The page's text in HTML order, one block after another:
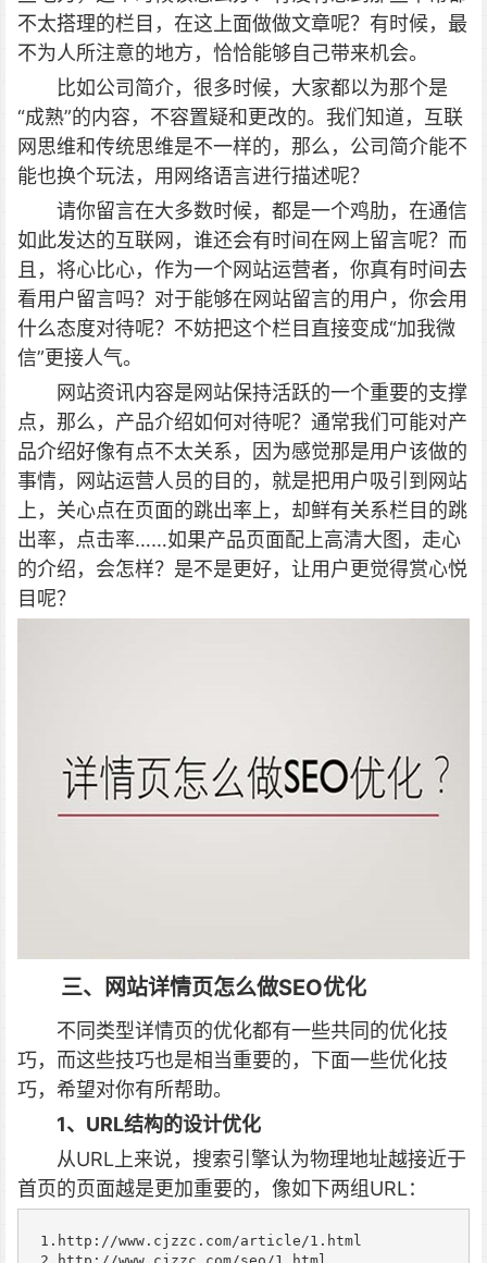
不太搭理的栏目，在这上面做做文章呢？有时候，最
不为人所注意的地方，恰恰能够自己带来机会。
比如公司简介，很多时候，大家都以为那个是
“成熟”的内容，不容置疑和更改的。我们知道，互联
网思维和传统思维是不一样的，那么，公司简介能不
能也换个玩法，用网络语言进行描述呢？
请你留言在大多数时候，都是一个鸡肋，在通信
如此发达的互联网，谁还会有时间在网上留言呢？而
且，将心比心，作为一个网站运营者，你真有时间去
看用户留言吗？对于能够在网站留言的用户，你会用
什么态度对待呢？不妨把这个栏目直接变成“加我微
信”更接人气。
网站资讯内容是网站保持活跃的一个重要的支撑
点，那么，产品介绍如何对待呢？通常我们可能对产
品介绍好像有点不太关系，因为感觉那是用户该做的
事情，网站运营人员的目的，就是把用户吸引到网站
上，关心点在页面的跳出率上，却鲜有关系栏目的跳
出率，点击率……如果产品页面配上高清大图，走心
的介绍，会怎样？是不是更好，让用户更觉得赏心悦
目呢？
三、网站详情页怎么做SEO优化
不同类型详情页的优化都有一些共同的优化技
巧，而这些技巧也是相当重要的，下面一些优化技
巧，希望对你有所帮助。
1、URL结构的设计优化
从URL上来说，搜索引擎认为物理地址越接近于
首页的页面越是更加重要的，像如下两组URL：
1.http://www.cjzzc.com/article/1.html